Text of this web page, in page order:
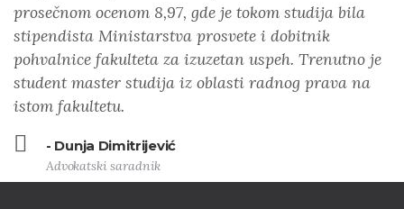
prosečnom ocenom 8,97, gde je tokom studija bila
stipendista Ministarstva prosvete i dobitnik
pohvalnice fakulteta za izuzetan uspeh. Trenutno je
student master studija iz oblasti radnog prava na
istom fakultetu.
- Dunja Dimitrijević
Advokatski saradnik